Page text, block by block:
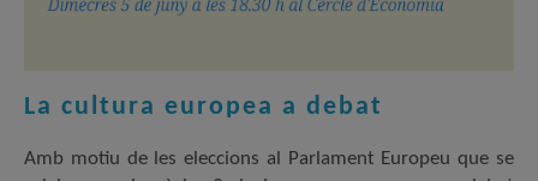
La cultura europea a debat
Amb motiu de les eleccions al Parlament Europeu que se